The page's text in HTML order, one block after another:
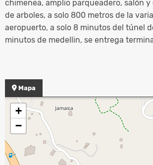
chimenea, amplio parqueadero, salón
de arboles, a solo 800 metros de la
aeropuerto, a solo 8 minutos del túnel
minutos de medellin, se entrega
Mapa
+
−